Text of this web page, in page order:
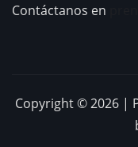
Contáctanos en
Copyright © 2026 |